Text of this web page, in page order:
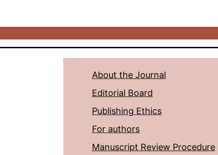
About the Journal
Editorial Board
Publishing Ethics
For authors
Manuscript Review Procedure